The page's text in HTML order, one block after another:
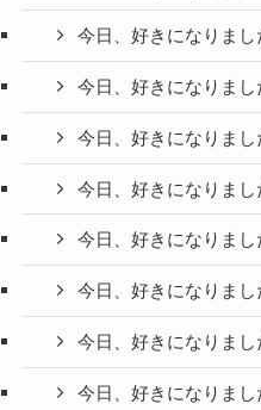
今日、好きになりま
今日、好きになりま
今日、好きになりま
今日、好きになりま
今日、好きになりま
今日、好きになりま
今日、好きになりま
今日、好きになりま